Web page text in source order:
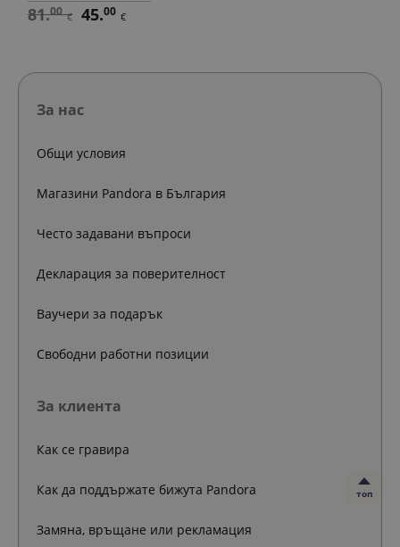
81.00 € 45.00 €
топ
За нас
Общи условия
Магазини Pandora в България
Често задавани въпроси
Декларация за поверителност
Ваучери за подарък
Свободни работни позиции
За клиента
Как се гравира
Как да поддържате бижута Pandora
Замяна, връщане или рекламация